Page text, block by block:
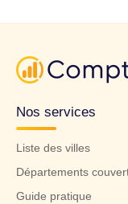
Nos services
Liste des villes
Départements
Guide pratique